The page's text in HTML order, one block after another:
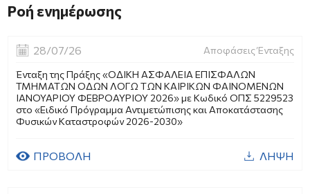
Ροή ενημέρωσης
28/07/26 Αποφάσεις Ένταξης
Ένταξη της Πράξης «ΟΔΙΚΗ ΑΣΦΑΛΕΙΑ ΕΠΙΣΦΑΛΩΝ
ΤΜΗΜΑΤΩΝ ΟΔΩΝ ΛΟΓΩ ΤΩΝ ΚΑΙΡΙΚΩΝ ΦΑΙΝΟΜΕΝΩΝ
ΙΑΝΟΥΑΡΙΟΥ ΦΕΒΡΟΑΥΡΙΟΥ 2026» με Κωδικό ΟΠΣ 5229523
στο «Ειδικό Πρόγραμμα Αντιμετώπισης και Αποκατάστασης
Φυσικών Καταστροφών 2026-2030»
ΠΡΟΒΟΛΗ ΛΗΨΗ